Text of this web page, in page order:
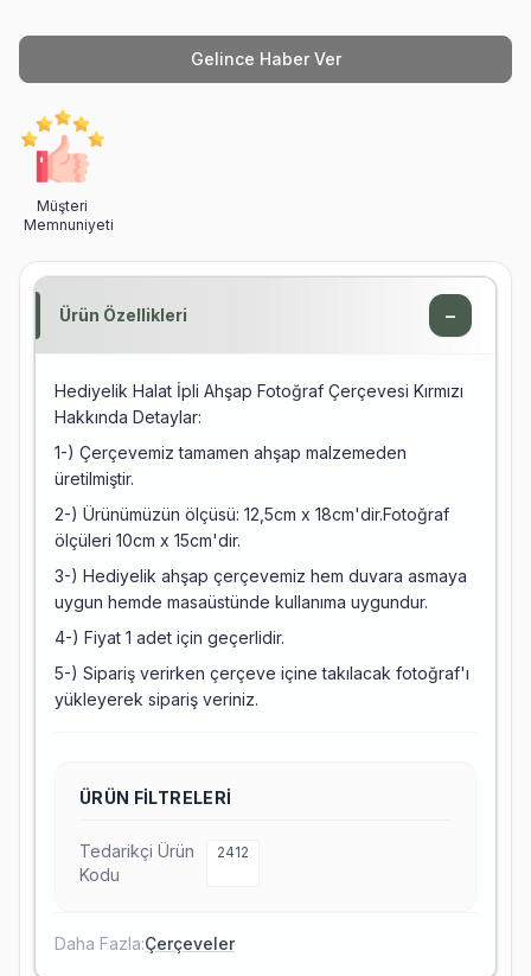
Gelince Haber Ver
Müşteri
Memnuniyeti
Ürün Özellikleri −
Hediyelik Halat İpli Ahşap Fotoğraf Çerçevesi Kırmızı
Hakkında Detaylar:
1-) Çerçevemiz tamamen ahşap malzemeden
üretilmiştir.
2-) Ürünümüzün ölçüsü: 12,5cm x 18cm'dir.Fotoğraf
ölçüleri 10cm x 15cm'dir.
3-) Hediyelik ahşap çerçevemiz hem duvara asmaya
uygun hemde masaüstünde kullanıma uygundur.
4-) Fiyat 1 adet için geçerlidir.
5-) Sipariş verirken çerçeve içine takılacak fotoğraf'ı
yükleyerek sipariş veriniz.
ÜRÜN FILTRELERI
Tedarikçi Ürün
Kodu
2412
Daha Fazla:Çerçeveler